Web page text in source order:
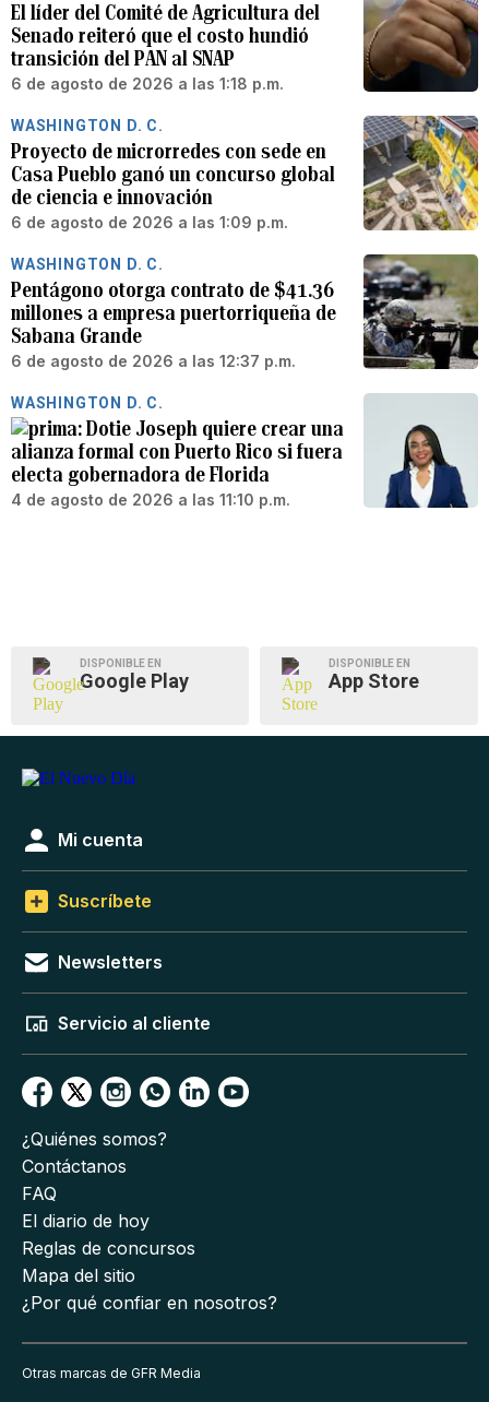
El líder del Comité de Agricultura del
Senado reiteró que el costo hundió
transición del PAN al SNAP
6 de agosto de 2026 a las 1:18 p.m.
WASHINGTON D. C.
Proyecto de microrredes con sede en
Casa Pueblo ganó un concurso global
de ciencia e innovación
6 de agosto de 2026 a las 1:09 p.m.
WASHINGTON D. C.
Pentágono otorga contrato de $41.36
millones a empresa puertorriqueña de
Sabana Grande
6 de agosto de 2026 a las 12:37 p.m.
WASHINGTON D. C.
Dotie Joseph quiere crear una
alianza formal con Puerto Rico si fuera
electa gobernadora de Florida
4 de agosto de 2026 a las 11:10 p.m.
DISPONIBLE EN
Google Play
DISPONIBLE EN
App Store
Mi cuenta
Suscríbete
Newsletters
Servicio al cliente
¿Quiénes somos?
Contáctanos
FAQ
El diario de hoy
Reglas de concursos
Mapa del sitio
¿Por qué confiar en nosotros?
Otras marcas de GFR Media